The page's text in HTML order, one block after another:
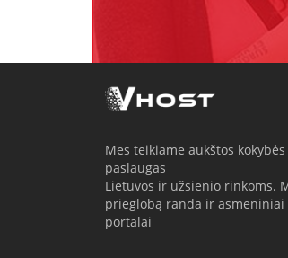
Mes teikiame aukštos
paslaugas
Lietuvos ir užsienio rinkoms.
prieglobą randa ir
portalai